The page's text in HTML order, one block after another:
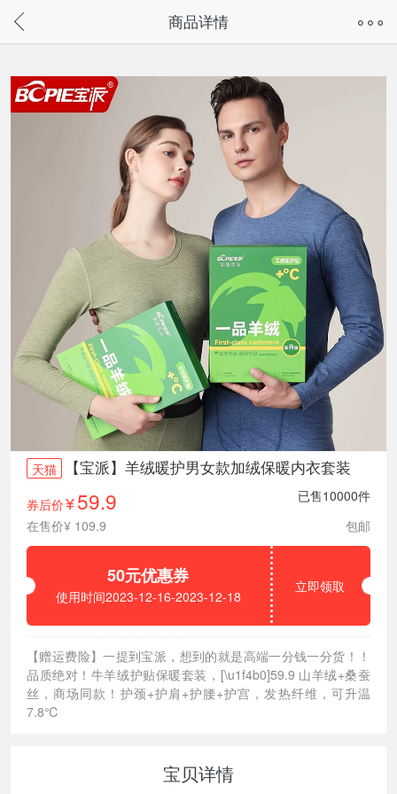
请通过微信或支付宝搜“奇兔客小程序”访问
商品详情
天猫 【宝派】羊绒暖护男女款加绒保暖内衣套装
券后价¥ 59.9
已售10000件
在售价¥ 109.9
包邮
50元优惠券
使用时间2023-12-16-2023-12-18
立即领取
【赠运费险】一提到宝派，想到的就是高端一分钱一分货！！
品质绝对！牛羊绒护贴保暖套装，[\u1f4b0]59.9 山羊绒+桑蚕
丝，商场同款！护颈+护肩+护腰+护宫，发热纤维，可升温
7.8℃
宝贝详情